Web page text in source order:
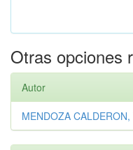
Otras opciones
Autor
MENDOZA